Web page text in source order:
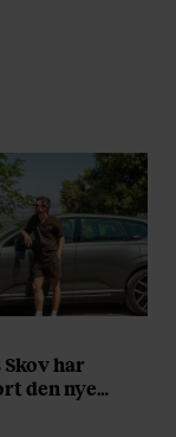
har
den nye